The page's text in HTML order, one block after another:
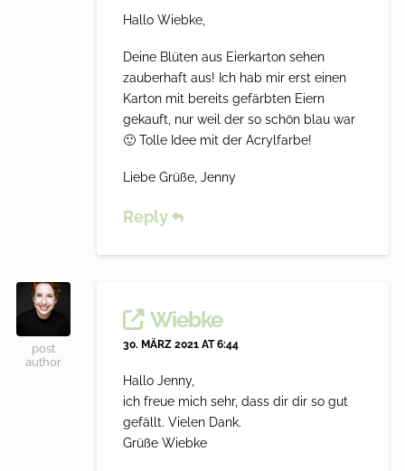
Hallo Wiebke,
Deine Blüten aus Eierkarton sehen
zauberhaft aus! Ich hab mir erst einen
Karton mit bereits gefärbten Eiern
gekauft, nur weil der so schön blau war
🙂 Tolle Idee mit der Acrylfarbe!
Liebe Grüße, Jenny
Reply
post
author
Wiebke
30. MÄRZ 2021 AT 6:44
Hallo Jenny,
ich freue mich sehr, dass dir dir so gut
gefällt. Vielen Dank.
Grüße Wiebke